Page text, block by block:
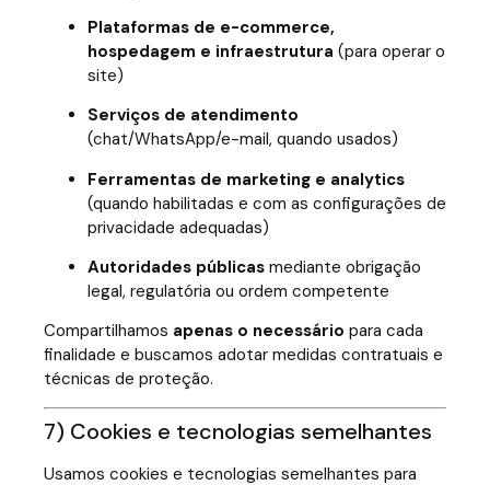
Plataformas de e-commerce,
hospedagem e infraestrutura (para operar o
site)
Serviços de atendimento
(chat/WhatsApp/e-mail, quando usados)
Ferramentas de marketing e analytics
(quando habilitadas e com as configurações de
privacidade adequadas)
Autoridades públicas mediante obrigação
legal, regulatória ou ordem competente
Compartilhamos apenas o necessário para cada
finalidade e buscamos adotar medidas contratuais e
técnicas de proteção.
7) Cookies e tecnologias semelhantes
Usamos cookies e tecnologias semelhantes para